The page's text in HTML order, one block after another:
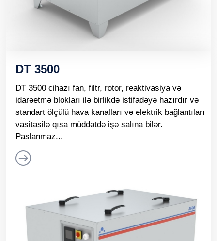
DT 3500
DT 3500 cihazı fan, filtr, rotor, reaktivasiya və
idarəetmə blokları ilə birlikdə istifadəyə hazırdır və
standart ölçülü hava kanalları və elektrik bağlantıları
vasitəsilə qısa müddətdə işə salına bilər.
Paslanmaz...